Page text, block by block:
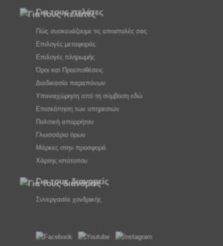
Για τους πελάτες
Πώς συσκευάζουμε τις αποστολές σας
Επιλογές μεταφοράς
Επιλογές πληρωμής
Όροι και Προϋποθέσεις
Διαδικασία παραπόνων
Υπαναχώρηση από τη σύμβαση εδώ
Επισκόπηση των υπηρεσιών
Πολιτική απορρήτου
Γλωσσάριο όρων
Μάρκες στην προσφορά
Χάρτης ιστότοπου
Για τους διανομείς
Συνεργασία χονδρικής